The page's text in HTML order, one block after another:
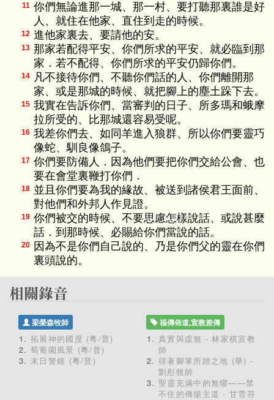
11 你們無論進那一城、那一村、要打聽那裏誰是好
人、就住在他家、直住到走的時候。
12 進他家裏去、要請他的安。
13 那家若配得平安、你們所求的平安、就必臨到那
家．若不配得、你們所求的平安仍歸你們。
14 凡不接待你們、不聽你們話的人、你們離開那
家、或是那城的時候、就把腳上的塵土跺下去。
15 我實在告訴你們、當審判的日子、所多瑪和蛾摩
拉所受的、比那城還容易受呢。
16 我差你們去、如同羊進入狼群、所以你們要靈巧
像蛇、馴良像鴿子。
17 你們要防備人．因為他們要把你們交給公會、也
要在會堂裏鞭打你們．
18 並且你們要為我的緣故、被送到諸侯君王面前、
對他們和外邦人作見證。
19 你們被交的時候、不要思慮怎樣說話、或說甚麼
話．到那時候、必賜給你們當說的話。
20
因為不是你們自己說的、乃是你們父的靈在你們
裏頭說的。
梁榮森牧師
拓展神的國度 (粵/普)
萄葡園風景 (粵/普)
末日警鐘 (粵/普)
福傳佈道,宣教差傳
真實與虛無 - 林家棋宣教
師
得著腳掌所踏之地 (華) -
劉彤牧師
聖靈充滿中的無懼——禁
不住的傳揚主道 - 甘雪芬